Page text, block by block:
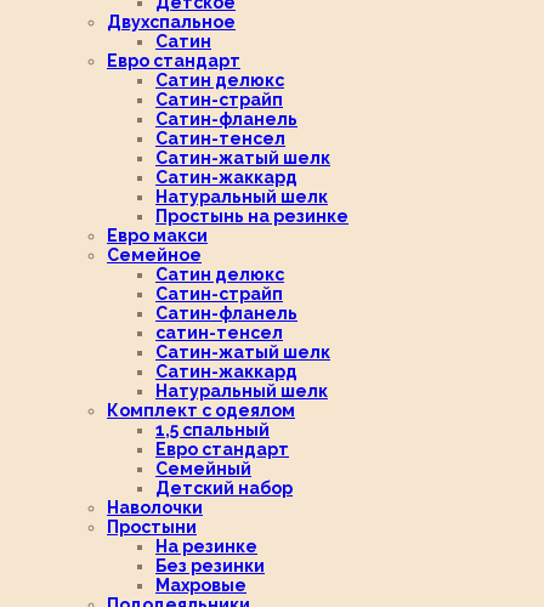
Двухспальное
Сатин
Евро стандарт
Сатин делюкс
Сатин-страйп
Сатин-фланель
Сатин-тенсел
Сатин-жатый шелк
Сатин-жаккард
Натуральный шелк
Простынь на резинке
Евро макси
Семейное
Сатин делюкс
Сатин-страйп
Сатин-фланель
сатин-тенсел
Сатин-жатый шелк
Сатин-жаккард
Натуральный шелк
Комплект с одеялом
1,5 спальный
Евро стандарт
Семейный
Детский набор
Наволочки
Простыни
На резинке
Без резинки
Махровые